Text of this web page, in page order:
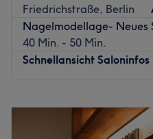
Friedrichstraße, Berlin
Nagelmodellage- Neues
40 Min. - 50 Min.
Schnellansicht Saloninfos
Mittwoch